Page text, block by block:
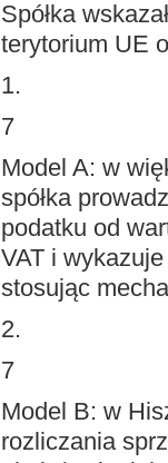
Spółka
terytorium UE
1.
7
Model A: w
spółka
podatku od
VAT i
stosując
2.
7
Model B: w
rozliczania